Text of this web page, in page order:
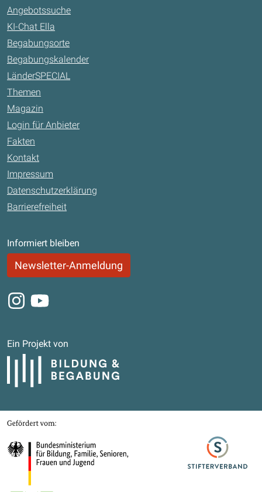
Angebotssuche
KI-Chat Ella
Begabungsorte
Begabungskalender
LänderSPECIAL
Themen
Magazin
Login für Anbieter
Fakten
Kontakt
Impressum
Datenschutzerklärung
Barrierefreiheit
Informiert bleiben
Newsletter-Anmeldung
Instagram
Youtube
Ein Projekt von
Bildung und Begabung
Gefördert von
Bundesministerium für Bildung, Familie, Senioren, Frauen und Jugend
Stifterverband